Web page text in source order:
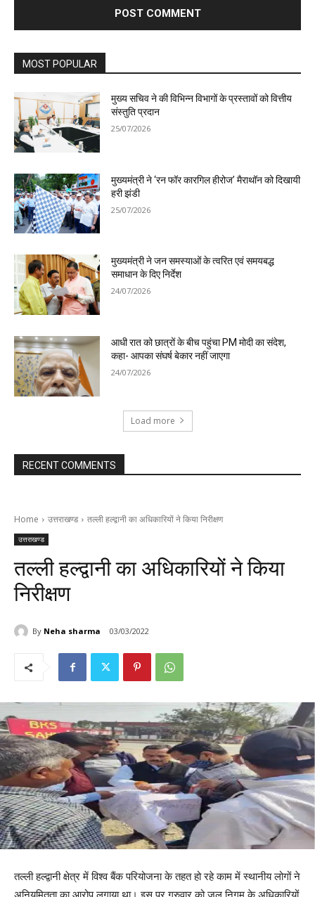
MOST POPULAR
मुख्य सचिव ने की विभिन्न विभागों के प्रस्तावों को वित्तीय
संस्तुति प्रदान
25/07/2026
मुख्यमंत्री ने ‘रन फॉर कारगिल हीरोज’ मैराथॉन को दिखायी
हरी झंडी
25/07/2026
मुख्यमंत्री ने जन समस्याओं के त्वरित एवं समयबद्ध
समाधान के दिए निर्देश
24/07/2026
आधी रात को छात्रों के बीच पहुंचा PM मोदी का संदेश,
कहा- आपका संघर्ष बेकार नहीं जाएगा
24/07/2026
Load more
RECENT COMMENTS